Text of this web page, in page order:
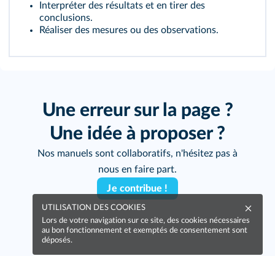
Interpréter des résultats et en tirer des
conclusions.
Réaliser des mesures ou des observations.
Une erreur sur la page ?
Une idée à proposer ?
Nos manuels sont collaboratifs, n'hésitez pas à
nous en faire part.
Je contribue !
UTILISATION DES COOKIES
Lors de votre navigation sur ce site, des cookies nécessaires
au bon fonctionnement et exemptés de consentement sont
déposés.